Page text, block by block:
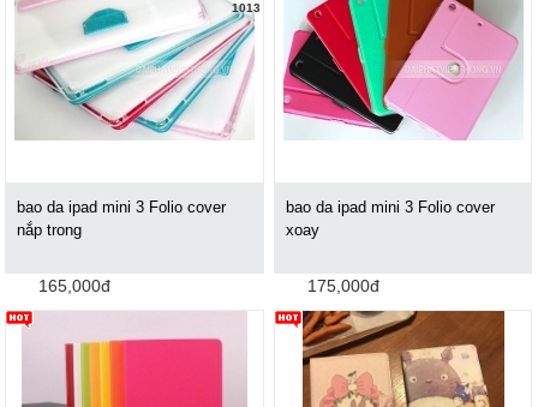
1013
bao da ipad mini 3 Folio cover
nắp trong
165,000đ
bao da ipad mini 3 Folio cover
xoay
175,000đ